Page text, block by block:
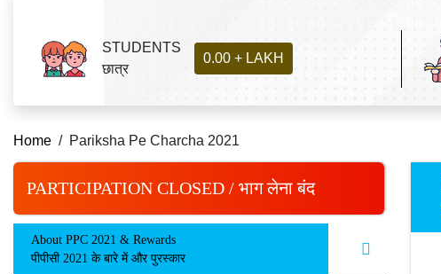
STUDENTS
छात्र
0.00 + LAKH
Home Pariksha Pe Charcha 2021
PARTICIPATION CLOSED / भाग लेना बंद
About PPC 2021 & Rewards
पीपीसी 2021 के बारे में और पुरस्कार